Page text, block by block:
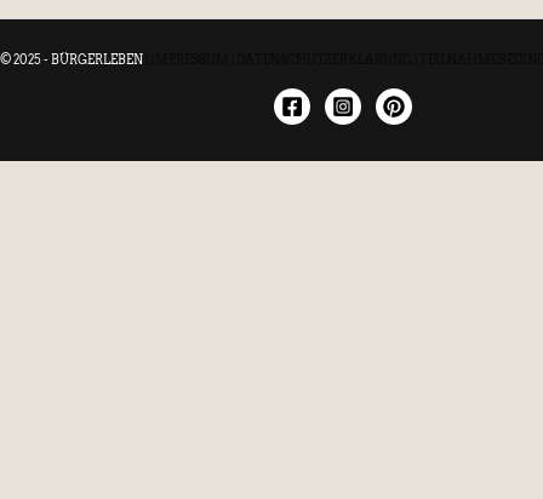
© 2025 - BÜRGERLEBEN